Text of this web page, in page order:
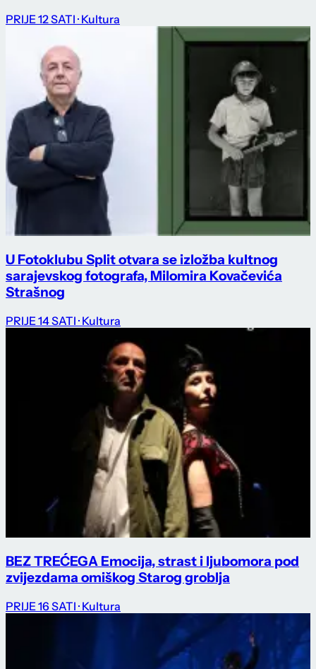
PRIJE 12 SATI · Kultura
U Fotoklubu Split otvara se izložba kultnog
sarajevskog fotografa, Milomira Kovačevića
Strašnog
PRIJE 14 SATI · Kultura
BEZ TREĆEGA Emocija, strast i ljubomora pod
zvijezdama omiškog Starog groblja
PRIJE 16 SATI · Kultura